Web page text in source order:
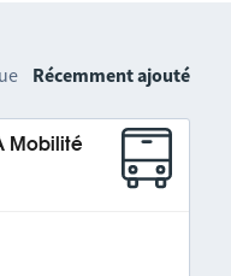
Récemment ajouté
Mobilité